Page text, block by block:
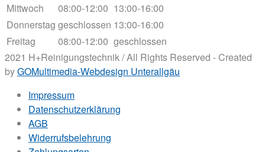
Mittwoch
08:00-12:00 13:00-16:00
Donnerstag geschlossen 13:00-16:00
Freitag
08:00-12:00 geschlossen
2021 H+Reinigungstechnik / All Rights Reserved - Created
byGOMultimedia-Webdesign Unterallgäu
Impressum
Datenschutzerklärung
AGB
Widerrufsbelehrung